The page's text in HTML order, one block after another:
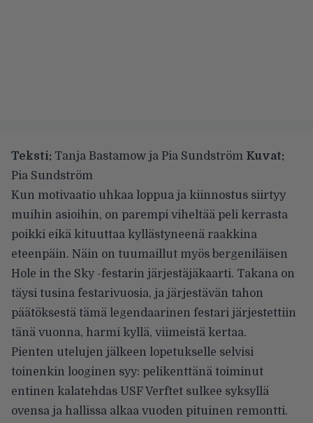
Teksti: Tanja Bastamow ja Pia Sundström Kuvat:
Pia Sundström
Kun motivaatio uhkaa loppua ja kiinnostus siirtyy
muihin asioihin, on parempi viheltää peli kerrasta
poikki eikä kituuttaa kyllästyneenä raakkina
eteenpäin. Näin on tuumaillut myös bergeniläisen
Hole in the Sky -festarin järjestäjäkaarti. Takana on
täysi tusina festarivuosia, ja järjestävän tahon
päätöksestä tämä legendaarinen festari järjestettiin
tänä vuonna, harmi kyllä, viimeistä kertaa.
Pienten utelujen jälkeen lopetukselle selvisi
toinenkin looginen syy: pelikenttänä toiminut
entinen kalatehdas USF Verftet sulkee syksyllä
ovensa ja hallissa alkaa vuoden pituinen remontti.